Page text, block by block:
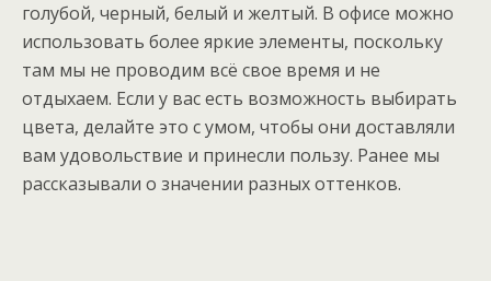
голубой, черный, белый и желтый. В офисе можно
использовать более яркие элементы, поскольку
там мы не проводим всё свое время и не
отдыхаем. Если у вас есть возможность выбирать
цвета, делайте это с умом, чтобы они доставляли
вам удовольствие и принесли пользу. Ранее мы
рассказывали о значении разных оттенков.